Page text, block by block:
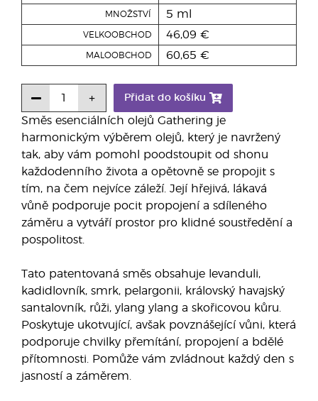
Směs esenciálních olejů Gathering je
harmonickým výběrem olejů, který je navržený
tak, aby vám pomohl poodstoupit od shonu
každodenního života a opětovně se propojit s
tím, na čem nejvíce záleží. Její hřejivá, lákavá
vůně podporuje pocit propojení a sdíleného
záměru a vytváří prostor pro klidné soustředění a
pospolitost.
Tato patentovaná směs obsahuje levanduli,
kadidlovník, smrk, pelargonii, královský havajský
santalovník, růži, ylang ylang a skořicovou kůru.
Poskytuje ukotvující, avšak povznášející vůni, která
podporuje chvilky přemítání, propojení a bdělé
přítomnosti. Pomůže vám zvládnout každý den s
jasností a záměrem.
MNOŽSTVÍ 5 ml
VELKOOBCHOD 46,09 €
MALOOBCHOD 60,65 €
Přidat do košíku